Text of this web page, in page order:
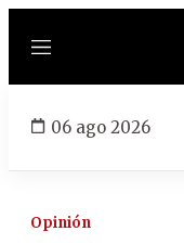
Menú
06 ago 2026
Opinión